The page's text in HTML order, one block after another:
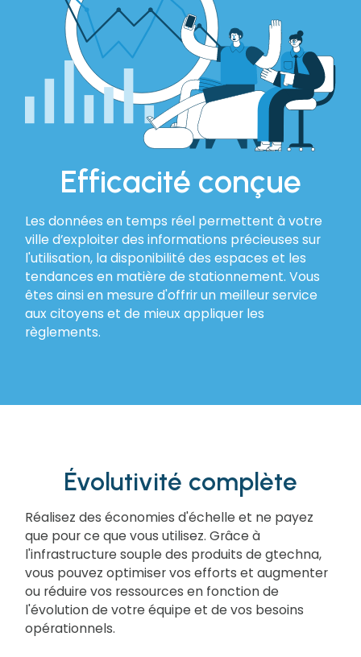
Efficacité conçue
Les données en temps réel permettent à votre
ville d’exploiter des informations précieuses sur
l'utilisation, la disponibilité des espaces et les
tendances en matière de stationnement. Vous
êtes ainsi en mesure d'offrir un meilleur service
aux citoyens et de mieux appliquer les
règlements.
Évolutivité complète
Réalisez des économies d'échelle et ne payez
que pour ce que vous utilisez. Grâce à
l'infrastructure souple des produits de gtechna,
vous pouvez optimiser vos efforts et augmenter
ou réduire vos ressources en fonction de
l'évolution de votre équipe et de vos besoins
opérationnels.